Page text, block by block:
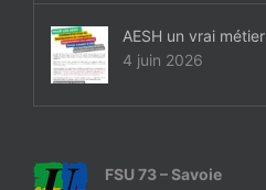
AESH un vrai métier
4 juin 2026
FSU 73 – Savoie